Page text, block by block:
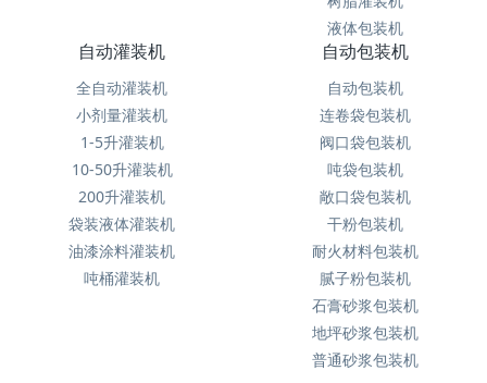
液体包装机
自动灌装机
全自动灌装机
小剂量灌装机
1-5升灌装机
10-50升灌装机
200升灌装机
袋装液体灌装机
油漆涂料灌装机
吨桶灌装机
自动包装机
自动包装机
连卷袋包装机
阀口袋包装机
吨袋包装机
敞口袋包装机
干粉包装机
耐火材料包装机
腻子粉包装机
石膏砂浆包装机
地坪砂浆包装机
普通砂浆包装机